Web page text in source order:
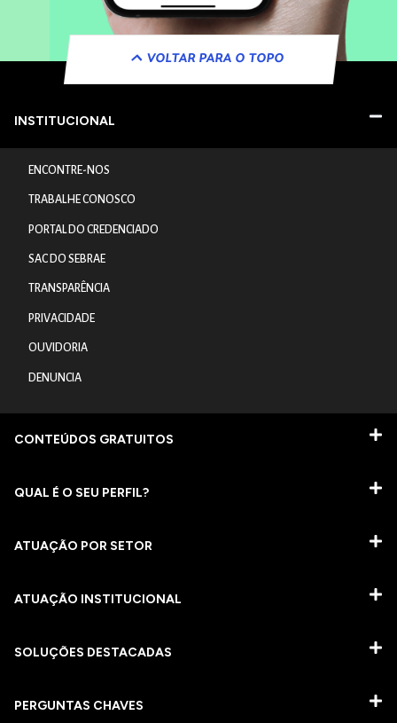
VOLTAR PARA O TOPO
INSTITUCIONAL
ENCONTRE-NOS
TRABALHE CONOSCO
PORTAL DO CREDENCIADO
SAC DO SEBRAE
TRANSPARÊNCIA
PRIVACIDADE
OUVIDORIA
DENUNCIA
CONTEÚDOS GRATUITOS
QUAL É O SEU PERFIL?
ATUAÇÃO POR SETOR
ATUAÇÃO INSTITUCIONAL
SOLUÇÕES DESTACADAS
PERGUNTAS CHAVES​